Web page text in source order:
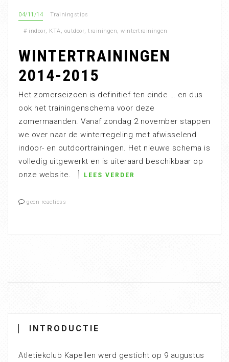
04/11/14 Trainingstips
# indoor, KTA, outdoor, trainingen, wintertrainingen
WINTERTRAININGEN
2014-2015
Het zomerseizoen is definitief ten einde … en dus
ook het trainingenschema voor deze
zomermaanden. Vanaf zondag 2 november stappen
we over naar de winterregeling met afwisselend
indoor- en outdoortrainingen. Het nieuwe schema is
volledig uitgewerkt en is uiteraard beschikbaar op
onze website.
LEES VERDER
geen reactiess
INTRODUCTIE
Atletiekclub Kapellen werd gesticht op 9 augustus